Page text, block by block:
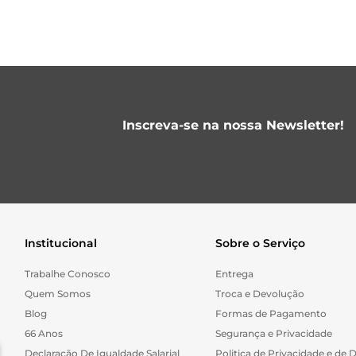
Inscreva-se na nossa Newsletter!
Institucional
Trabalhe Conosco
Quem Somos
Blog
66 Anos
Declaração De Igualdade Salarial
Sobre o Serviço
Entrega
Troca e Devolução
Formas de Pagamento
Segurança e Privacidade
Politica de Privacidade e de